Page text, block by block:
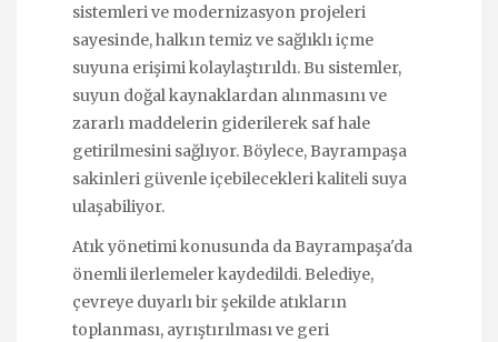
sistemleri ve modernizasyon projeleri
sayesinde, halkın temiz ve sağlıklı içme
suyuna erişimi kolaylaştırıldı. Bu sistemler,
suyun doğal kaynaklardan alınmasını ve
zararlı maddelerin giderilerek saf hale
getirilmesini sağlıyor. Böylece, Bayrampaşa
sakinleri güvenle içebilecekleri kaliteli suya
ulaşabiliyor.
Atık yönetimi konusunda da Bayrampaşa'da
önemli ilerlemeler kaydedildi. Belediye,
çevreye duyarlı bir şekilde atıkların
toplanması, ayrıştırılması ve geri